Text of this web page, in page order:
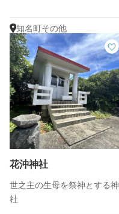
知名町その他
花沖神社
世之主の生母を祭神とする神
社